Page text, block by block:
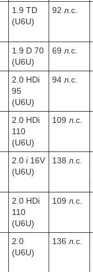
1.9 TD
(U6U)
92 л.с.
1.9 D 70
(U6U)
69 л.с.
2.0 HDi
95
(U6U)
94 л.с.
2.0 HDi
110
(U6U)
109 л.с.
2.0 i 16V
(U6U)
138 л.с.
2.0 HDi
110
(U6U)
109 л.с.
2.0
(U6U)
136 л.с.